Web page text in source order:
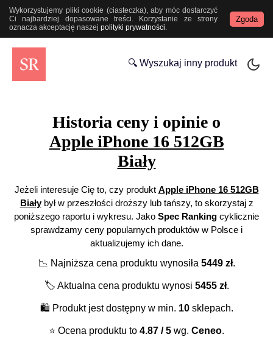
Wykorzystujemy pliki cookie (ciasteczka), aby móc dostarczyć
Ci najbardziej dopasowane treści. Korzystanie ze strony
oznacza akceptację naszej polityki prywatności.
Zgoda
🔍 Wyszukaj inny produkt
Historia ceny i opinie o
Apple iPhone 16 512GB
Biały
Jeżeli interesuje Cię to, czy produkt Apple iPhone 16 512GB
Białybył w przeszłości droższy lub tańszy, to skorzystaj z
poniższego raportu i wykresu. Jako Spec Ranking cyklicznie
sprawdzamy ceny popularnych produktów w Polsce i
aktualizujemy ich dane.
📉 Najniższa cena produktu wynosiła 5449zł.
🏷️ Aktualna cena produktu wynosi 5455zł.
🛍️ Produkt jest dostępny w min. 10sklepach.
⭐️ Ocena produktu to 4.87 / 5 wg. Ceneo.